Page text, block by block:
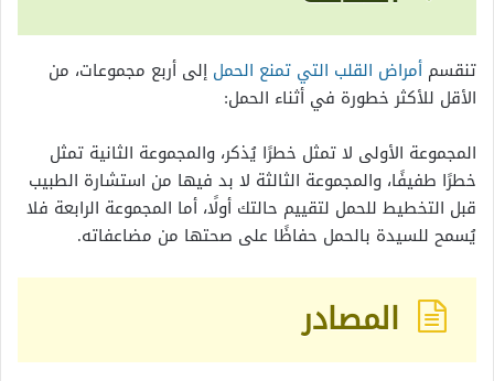
تنقسم أمراض القلب التي تمنع الحمل إلى أربع مجموعات، من
الأقل للأكثر خطورة في أثناء الحمل:
المجموعة الأولى لا تمثل خطرًا يُذكر، والمجموعة الثانية تمثل
خطرًا طفيفًا، والمجموعة الثالثة لا بد فيها من استشارة الطبيب
قبل التخطيط للحمل لتقييم حالتك أولًا، أما المجموعة الرابعة فلا
يُسمح للسيدة بالحمل حفاظًا على صحتها من مضاعفاته.
المصادر